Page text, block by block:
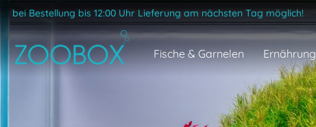
bei Bestellung bis 12:00 Uhr Lieferung am nächsten Tag möglich!
Fische & Garnelen Ernährung